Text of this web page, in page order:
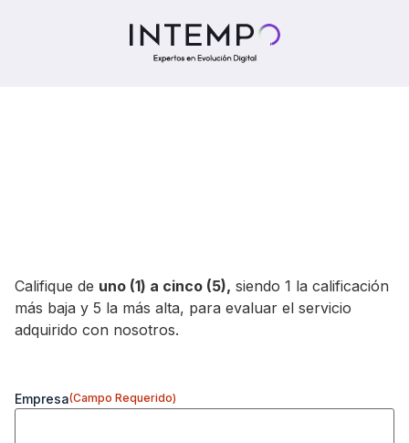
Califique de uno (1) a cinco (5), siendo 1 la calificación
más baja y 5 la más alta, para evaluar el servicio
adquirido con nosotros.
Empresa(Campo Requerido)